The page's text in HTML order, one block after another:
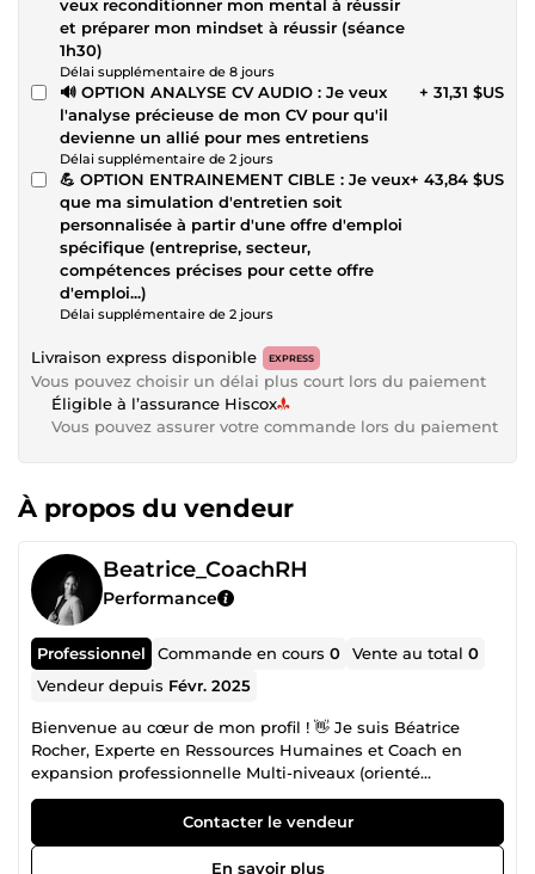
veux reconditionner mon mental à réussir
et préparer mon mindset à réussir (séance
1h30)
Délai supplémentaire de 8 jours
🔊 OPTION ANALYSE CV AUDIO : Je veux
l'analyse précieuse de mon CV pour qu'il
devienne un allié pour mes entretiens
Délai supplémentaire de 2 jours
+ 31,31 $US
💪 OPTION ENTRAINEMENT CIBLE : Je veux
que ma simulation d'entretien soit
personnalisée à partir d'une offre d'emploi
spécifique (entreprise, secteur,
compétences précises pour cette offre
d'emploi...)
Délai supplémentaire de 2 jours
+ 43,84 $US
Livraison express disponible EXPRESS
Vous pouvez choisir un délai plus court lors du paiement
Éligible à l’assurance Hiscox
Vous pouvez assurer votre commande lors du paiement
À propos du vendeur
Beatrice_CoachRH
Performance
Professionnel Commande en cours0 Vente au total0
Vendeur depuis Févr. 2025
Bienvenue au cœur de mon profil ! 👋 Je suis Béatrice
Rocher, Experte en Ressources Humaines et Coach en
expansion professionnelle Multi-niveaux (orienté
neurosciences). Avec plus de 15 ans d’expertise en
Direction RH, mon approche unique combine la puissance
du coaching en neurosciences et la précision des
stratégies RH. Je vous accompagne pour relever vos défis
Contacter le vendeur
En savoir plus